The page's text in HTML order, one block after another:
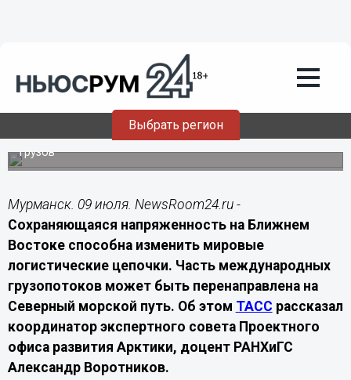
Выбрать регион
Ближневосточный кризис может
увеличить интерес к Северному
По мнению эксперта, азиатские страны могут активнее
использовать арктический маршрут для перевозки
грузов
Мурманск. 09 июля. NewsRoom24.ru -
Сохраняющаяся напряженность на Ближнем
Востоке способна изменить мировые
логистические цепочки. Часть международных
грузопотоков может быть перенаправлена на
Северный морской путь. Об этом ТАСС рассказал
координатор экспертного совета Проектного
офиса развития Арктики, доцент РАНХиГС
Александр Воротников.